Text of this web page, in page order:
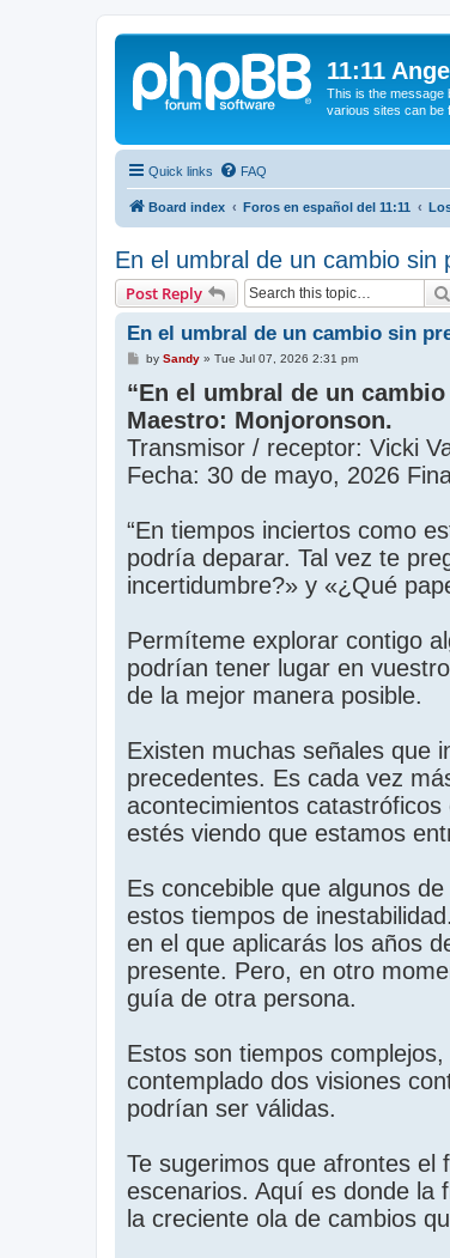
11:11
This is the message
various sites can be
Quick links FAQ
Board index Foros en español del 11:11
En el umbral de un cambio sin
Post Reply
En el umbral de un cambio sin
P
s
t
by Sandy» Tue Jul 07, 2026 2:31 pm
“En el umbral de un
Maestro: Monjoronson.
Transmisor / receptor: Vicki
Fecha: 30 de mayo, 2026
“En tiempos inciertos como
podría deparar. Tal vez te
incertidumbre?» y «¿Qué
Permíteme explorar contigo
podrían tener lugar en
de la mejor manera posible.
Existen muchas señales que
precedentes. Es cada vez
acontecimientos
estés viendo que estamos
Es concebible que algunos
estos tiempos de
en el que aplicarás los años
presente. Pero, en otro
guía de otra persona.
Estos son tiempos
contemplado dos visiones
podrían ser válidas.
Te sugerimos que afrontes
escenarios. Aquí es donde la
la creciente ola de cambios